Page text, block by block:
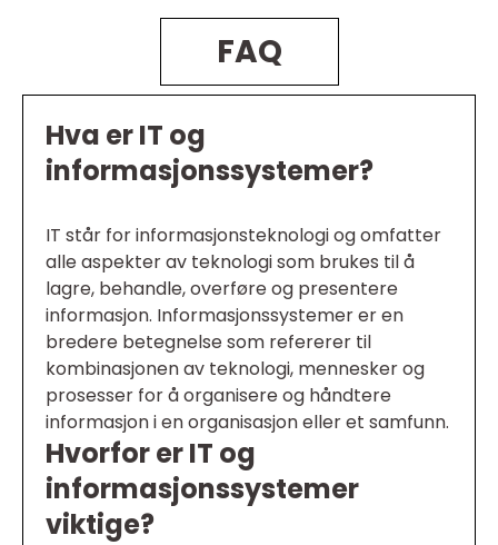
FAQ
Hva er IT og
informasjonssystemer?
IT står for informasjonsteknologi og omfatter
alle aspekter av teknologi som brukes til å
lagre, behandle, overføre og presentere
informasjon. Informasjonssystemer er en
bredere betegnelse som refererer til
kombinasjonen av teknologi, mennesker og
prosesser for å organisere og håndtere
informasjon i en organisasjon eller et samfunn.
Hvorfor er IT og
informasjonssystemer
viktige?